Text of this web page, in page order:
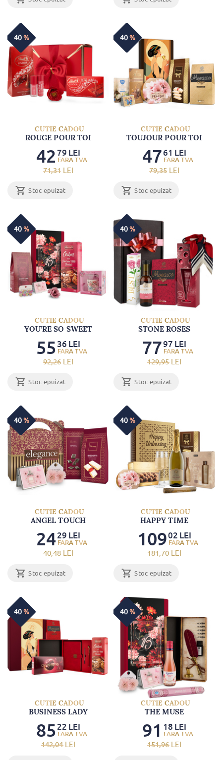
40%
CUTIE CADOU
ROUGE POUR TOI
71,31 LEI
42 79 LEI
Stoc epuizat
40%
CUTIE CADOU
TOUJOUR POUR TOI
79,35 LEI
47 61 LEI
Stoc epuizat
40%
CUTIE CADOU
YOU’RE SO SWEET
92,26 LEI
55 36 LEI
Stoc epuizat
40%
CUTIE CADOU
STONE ROSES
129,95 LEI
7797 LEI
Stoc epuizat
40%
CUTIE CADOU
ANGEL TOUCH
40,48 LEI
2429 LEI
Stoc epuizat
40%
CUTIE CADOU
HAPPY TIME
181,70 LEI
10902 LEI
Stoc epuizat
40%
CUTIE CADOU
BUSINESS LADY
142,04 LEI
85 22 LEI
40%
CUTIE CADOU
THE MUSE
151,96 LEI
91 18 LEI